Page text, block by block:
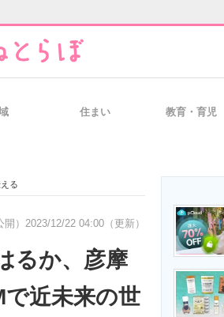
経営リーダーのコミュニティ
比較・事例 製造業のIT導入・活用を支援
住まい 教育・育児
る
） 2023/12/22 04:00（更新）
るか、彦摩
近未来の世